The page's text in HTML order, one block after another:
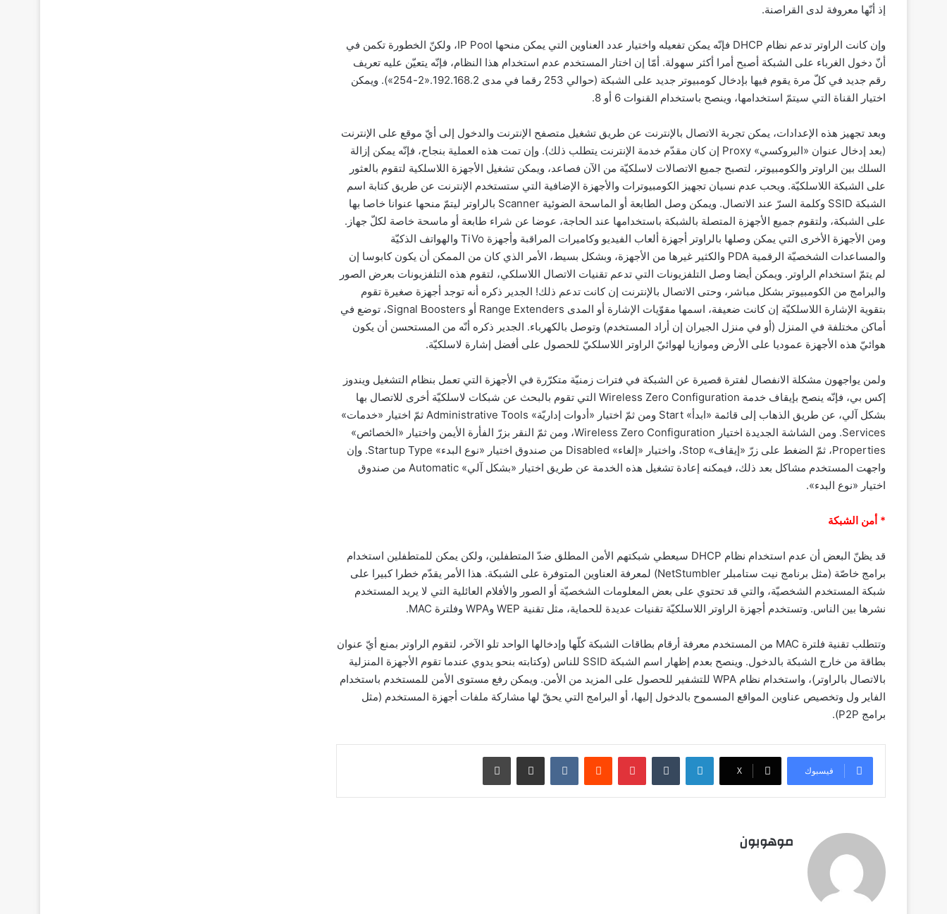
إذ أنّها معروفة لدى القراصنة.
وإن كانت الراوتر تدعم نظام DHCP فإنّه يمكن تفعيله واختيار عدد العناوين التي يمكن منحها IP Pool، ولكنّ الخطورة تكمن في
أنّ دخول الغرباء على الشبكة أصبح أمرا أكثر سهولة. أمّا إن اختار المستخدم عدم استخدام هذا النظام، فإنّه يتعيّن عليه تعريف
رقم جديد في كلّ مرة يقوم فيها بإدخال كومبيوتر جديد على الشبكة (حوالي 253 رقما في مدى 192.168.2.«2-254»). ويمكن
اختيار القناة التي سيتمّ استخدامها، وينصح باستخدام القنوات 6 أو 8.
وبعد تجهيز هذه الإعدادات، يمكن تجربة الاتصال بالإنترنت عن طريق تشغيل متصفح الإنترنت والدخول إلى أيّ موقع على الإنترنت
(بعد إدخال عنوان «البروكسي» Proxy إن كان مقدّم خدمة الإنترنت يتطلب ذلك). وإن تمت هذه العملية بنجاح، فإنّه يمكن إزالة
السلك بين الراوتر والكومبيوتر، لتصبح جميع الاتصالات لاسلكيّة من الآن فصاعد، ويمكن تشغيل الأجهزة اللاسلكية لتقوم بالعثور
على الشبكة اللاسلكيّة. ويحب عدم نسيان تجهيز الكومبيوترات والأجهزة الإضافية التي ستستخدم الإنترنت عن طريق كتابة اسم
الشبكة SSID وكلمة السرّ عند الاتصال. ويمكن وصل الطابعة أو الماسحة الضوئية Scanner بالراوتر ليتمّ منحها عنوانا خاصا بها
على الشبكة، ولتقوم جميع الأجهزة المتصلة بالشبكة باستخدامها عند الحاجة، عوضا عن شراء طابعة أو ماسحة خاصة لكلّ جهاز.
ومن الأجهزة الأخرى التي يمكن وصلها بالراوتر أجهزة ألعاب الفيديو وكاميرات المراقبة وأجهزة TiVo والهواتف الذكيّة
والمساعدات الشخصيّة الرقمية PDA والكثير غيرها من الأجهزة، وبشكل بسيط، الأمر الذي كان من الممكن أن يكون كابوسا إن
لم يتمّ استخدام الراوتر. ويمكن أيضا وصل التلفزيونات التي تدعم تقنيات الاتصال اللاسلكي، لتقوم هذه التلفزيونات بعرض الصور
والبرامج من الكومبيوتر بشكل مباشر، وحتى الاتصال بالإنترنت إن كانت تدعم ذلك! الجدير ذكره أنه توجد أجهزة صغيرة تقوم
بتقوية الإشارة اللاسلكيّة إن كانت ضعيفة، اسمها مقوّيات الإشارة أو المدى Range Extenders أو Signal Boosters، توضع في
أماكن مختلفة في المنزل (أو في منزل الجيران إن أراد المستخدم) وتوصل بالكهرباء. الجدير ذكره أنّه من المستحسن أن يكون
هوائيّ هذه الأجهزة عموديا على الأرض وموازيا لهوائيّ الراوتر اللاسلكيّ للحصول على أفضل إشارة لاسلكيّة.
ولمن يواجهون مشكلة الانفصال لفترة قصيرة عن الشبكة في فترات زمنيّة متكرّرة في الأجهزة التي تعمل بنظام التشغيل ويندوز
إكس بي، فإنّه ينصح بإيقاف خدمة Wireless Zero Configuration التي تقوم بالبحث عن شبكات لاسلكيّة أخرى للاتصال بها
بشكل آلي، عن طريق الذهاب إلى قائمة «ابدأ» Start ومن ثمّ اختيار «أدوات إداريّة» Administrative Tools ثمّ اختيار «خدمات»
Services. ومن الشاشة الجديدة اختيار Wireless Zero Configuration، ومن ثمّ النقر بزرّ الفأرة الأيمن واختيار «الخصائص»
Properties، ثمّ الضغط على زرّ «إيقاف» Stop، واختيار «إلغاء» Disabled من صندوق اختيار «نوع البدء» Startup Type. وإن
واجهت المستخدم مشاكل بعد ذلك، فيمكنه إعادة تشغيل هذه الخدمة عن طريق اختيار «بشكل آلي» Automatic من صندوق
اختيار «نوع البدء».
* أمن الشبكة
قد يظنّ البعض أن عدم استخدام نظام DHCP سيعطي شبكتهم الأمن المطلق ضدّ المتطفلين، ولكن يمكن للمتطفلين استخدام
برامج خاصّة (مثل برنامج نيت ستامبلر NetStumbler) لمعرفة العناوين المتوفرة على الشبكة. هذا الأمر يقدّم خطرا كبيرا على
شبكة المستخدم الشخصيّة، والتي قد تحتوي على بعض المعلومات الشخصيّة أو الصور والأفلام العائلية التي لا يريد المستخدم
نشرها بين الناس. وتستخدم أجهزة الراوتر اللاسلكيّة تقنيات عديدة للحماية، مثل تقنية WEP وWPA وفلترة MAC.
وتتطلب تقنية فلترة MAC من المستخدم معرفة أرقام بطاقات الشبكة كلّها وإدخالها الواحد تلو الآخر، لتقوم الراوتر بمنع أيّ عنوان
بطاقة من خارج الشبكة بالدخول. وينصح بعدم إظهار اسم الشبكة SSID للناس (وكتابته بنحو يدوي عندما تقوم الأجهزة المنزلية
بالاتصال بالراوتر)، واستخدام نظام WPA للتشفير للحصول على المزيد من الأمن. ويمكن رفع مستوى الأمن للمستخدم باستخدام
الفاير ول وتخصيص عناوين المواقع المسموح بالدخول إليها، أو البرامج التي يحقّ لها مشاركة ملفات أجهزة المستخدم (مثل
برامج P2P).
فيسبوك ‫X
لينكدإن بينتيريست
موهوبون